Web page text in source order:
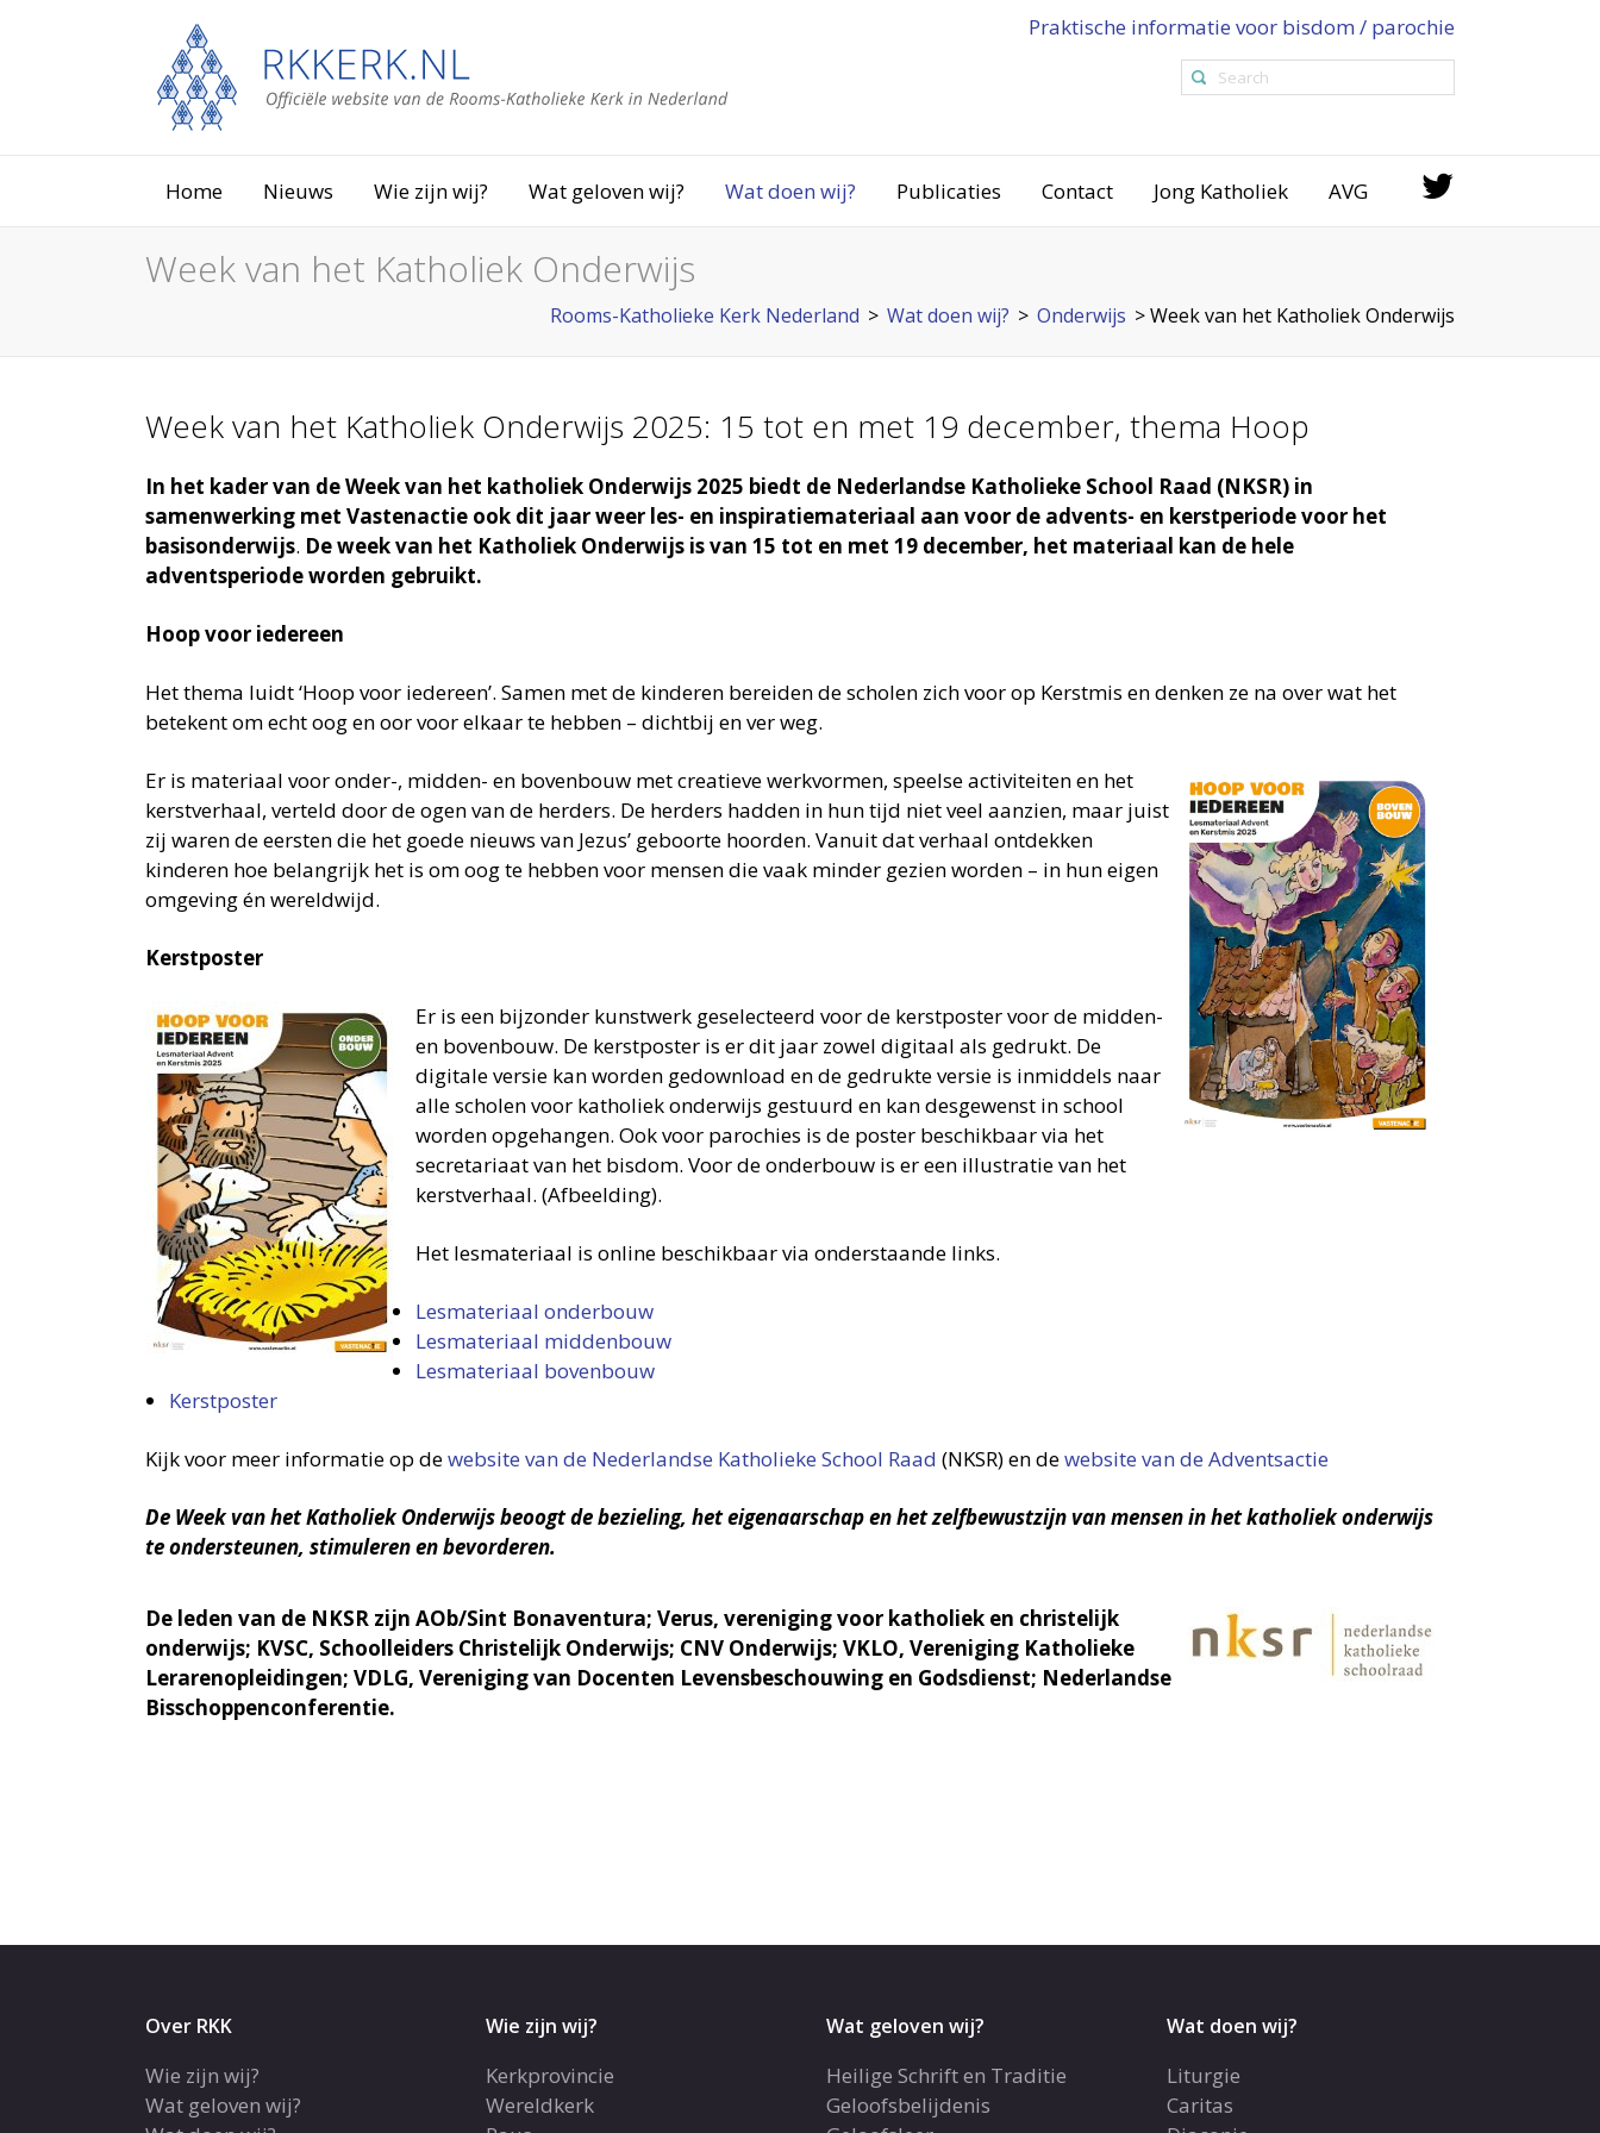
Praktische informatie voor bisdom / parochie
Home Nieuws Wie zijn wij? Wat geloven wij? Wat doen wij? Publicaties Contact Jong Katholiek AVG
Week van het Katholiek Onderwijs
Rooms-Katholieke Kerk Nederland > Wat doen wij? > Onderwijs >Week van het Katholiek Onderwijs
Week van het Katholiek Onderwijs 2025: 15 tot en met 19 december, thema Hoop
In het kader van de Week van het katholiek Onderwijs 2025 biedt de Nederlandse Katholieke School Raad (NKSR) in
samenwerking met Vastenactie ook dit jaar weer les- en inspiratiemateriaal aan voor de advents- en kerstperiode voor het
basisonderwijs. De week van het Katholiek Onderwijs is van 15 tot en met 19 december, het materiaal kan de hele
adventsperiode worden gebruikt.
Hoop voor iedereen
Het thema luidt ‘Hoop voor iedereen’. Samen met de kinderen bereiden de scholen zich voor op Kerstmis en denken ze na over wat het
betekent om echt oog en oor voor elkaar te hebben – dichtbij en ver weg.
Er is materiaal voor onder-, midden- en bovenbouw met creatieve werkvormen, speelse activiteiten en het
kerstverhaal, verteld door de ogen van de herders. De herders hadden in hun tijd niet veel aanzien, maar juist
zij waren de eersten die het goede nieuws van Jezus’ geboorte hoorden. Vanuit dat verhaal ontdekken
kinderen hoe belangrijk het is om oog te hebben voor mensen die vaak minder gezien worden – in hun eigen
omgeving én wereldwijd.
Kerstposter
Er is een bijzonder kunstwerk geselecteerd voor de kerstposter voor de midden-
en bovenbouw. De kerstposter is er dit jaar zowel digitaal als gedrukt. De
digitale versie kan worden gedownload en de gedrukte versie is inmiddels naar
alle scholen voor katholiek onderwijs gestuurd en kan desgewenst in school
worden opgehangen. Ook voor parochies is de poster beschikbaar via het
secretariaat van het bisdom. Voor de onderbouw is er een illustratie van het
kerstverhaal. (Afbeelding).
Het lesmateriaal is online beschikbaar via onderstaande links.
Lesmateriaal onderbouw
Lesmateriaal middenbouw
Lesmateriaal bovenbouw
Kerstposter
Kijk voor meer informatie op dewebsite van de Nederlandse Katholieke School Raad (NKSR) en dewebsite van de Adventsactie
De Week van het Katholiek Onderwijs beoogt de bezieling, het eigenaarschap en het zelfbewustzijn van mensen in het katholiek onderwijs
te ondersteunen, stimuleren en bevorderen.
De leden van de NKSR zijn AOb/Sint Bonaventura; Verus, vereniging voor katholiek en christelijk
onderwijs; KVSC, Schoolleiders Christelijk Onderwijs; CNV Onderwijs; VKLO, Vereniging Katholieke
Lerarenopleidingen; VDLG, Vereniging van Docenten Levensbeschouwing en Godsdienst; Nederlandse
Bisschoppenconferentie.
Over RKK
Wie zijn wij?
Wat geloven wij?
Wie zijn wij?
Kerkprovincie
Wereldkerk
Wat geloven wij?
Heilige Schrift en Traditie
Geloofsbelijdenis
Wat doen wij?
Liturgie
Caritas